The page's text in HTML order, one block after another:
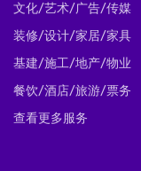
文化/艺术/广告/传媒
装修/设计/家居/家具
基建/施工/地产/物业
餐饮/酒店/旅游/票务
查看更多服务